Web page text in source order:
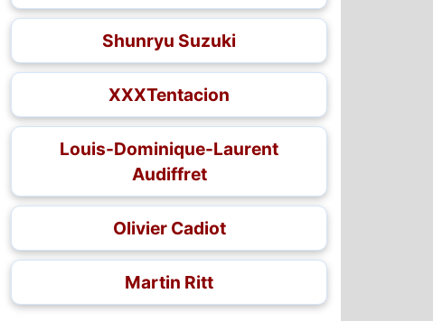
Shunryu Suzuki
XXXTentacion
Louis-Dominique-Laurent
Audiffret
Olivier Cadiot
Martin Ritt